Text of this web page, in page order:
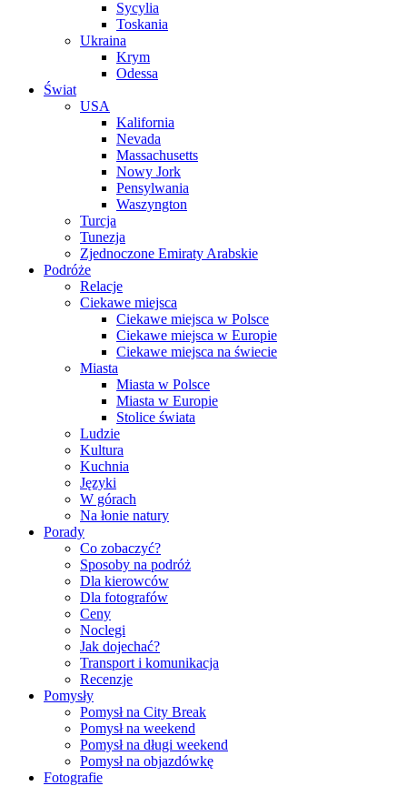
Sycylia
Toskania
Ukraina
Krym
Odessa
Świat
USA
Kalifornia
Nevada
Massachusetts
Nowy Jork
Pensylwania
Waszyngton
Turcja
Tunezja
Zjednoczone Emiraty Arabskie
Podróże
Relacje
Ciekawe miejsca
Ciekawe miejsca w Polsce
Ciekawe miejsca w Europie
Ciekawe miejsca na świecie
Miasta
Miasta w Polsce
Miasta w Europie
Stolice świata
Ludzie
Kultura
Kuchnia
Języki
W górach
Na łonie natury
Porady
Co zobaczyć?
Sposoby na podróż
Dla kierowców
Dla fotografów
Ceny
Noclegi
Jak dojechać?
Transport i komunikacja
Recenzje
Pomysły
Pomysł na City Break
Pomysł na weekend
Pomysł na długi weekend
Pomysł na objazdówkę
Fotografie